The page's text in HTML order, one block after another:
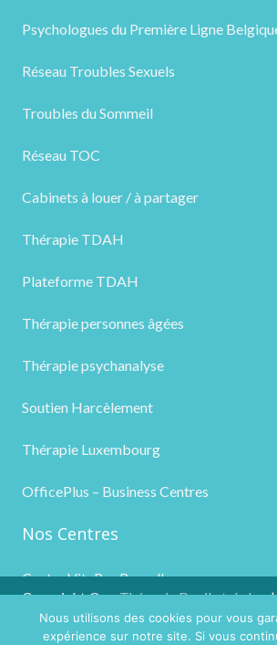
Psychologues du Première Ligne
Réseau Troubles Sexuels
Troubles du Sommeil
Réseau TOC
Cabinets à louer / à partager
Thérapie TDAH
Plateforme TDAH
Thérapie personnes âgées
Thérapie psychanalyse
Soutien Harcèlement
Thérapie Luxembourg
OfficePlus – Business Centres
Nos Centres
Centre VitaPsy Bruxelles
Copyright ©
2026
Thérapie Deuil et de la
Perte
|
Nous utilisons des cookies pour vous
expérience sur notre site. Si vous